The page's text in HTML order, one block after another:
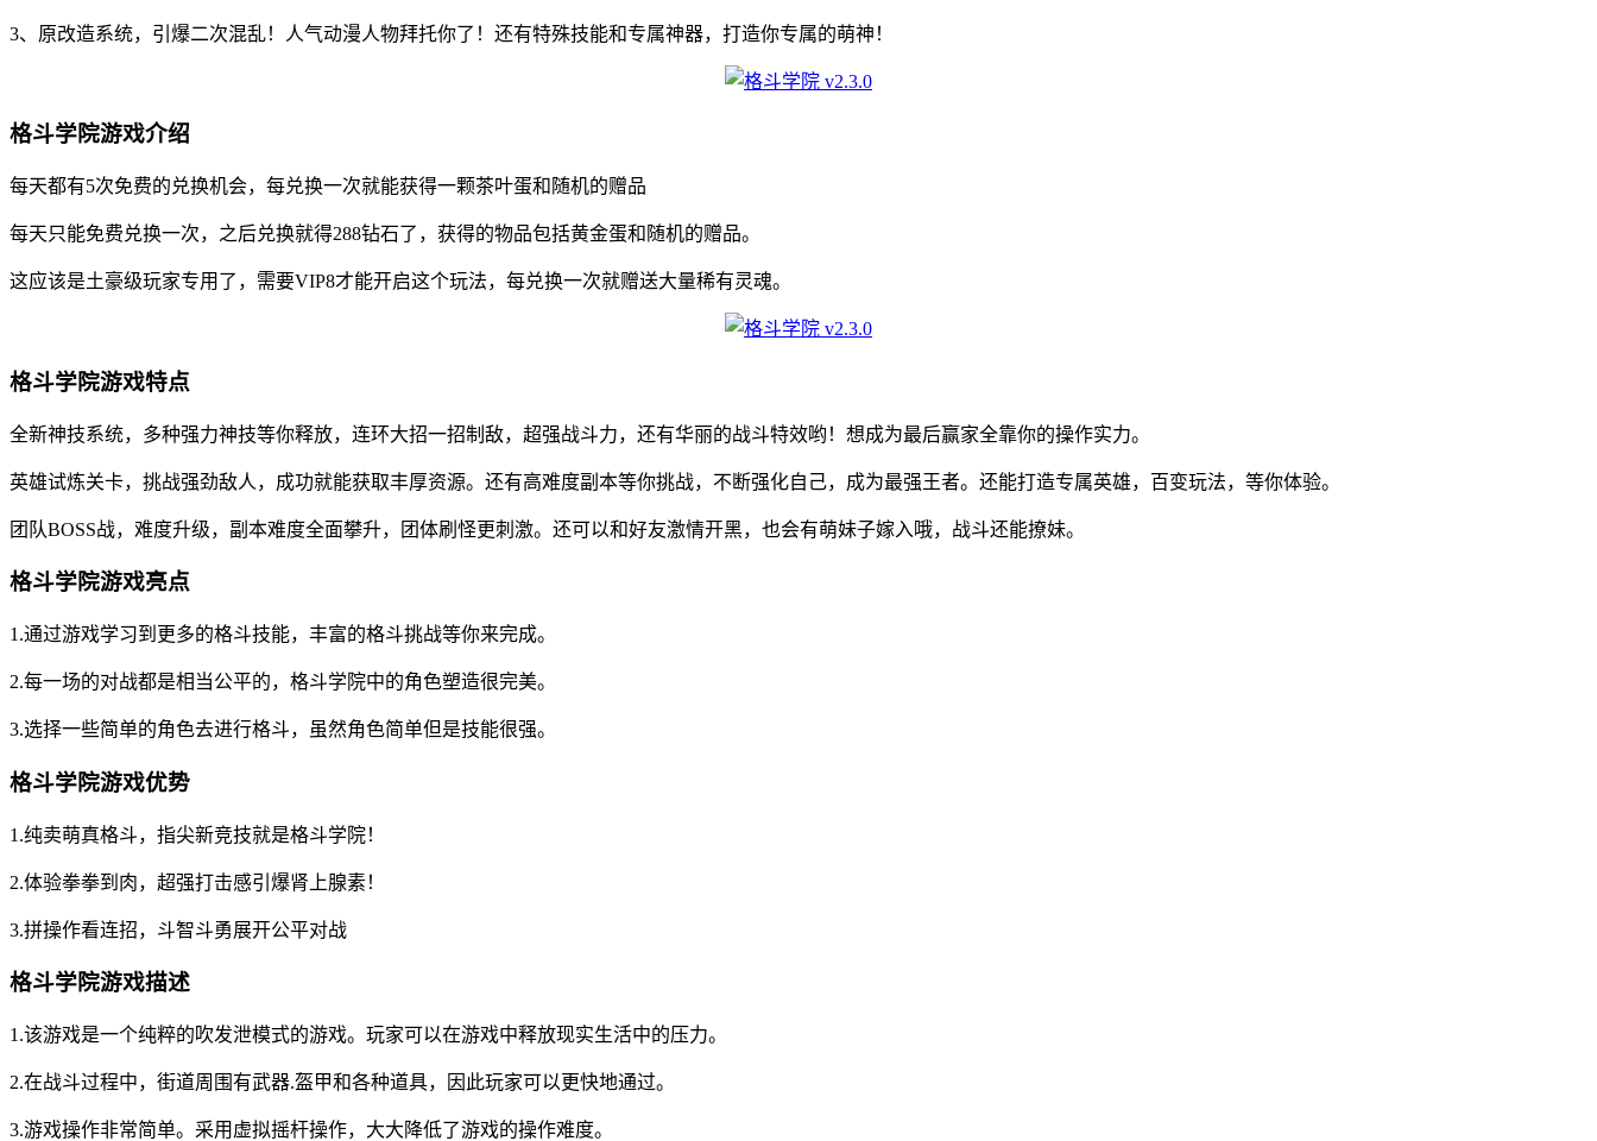
3、原改造系统，引爆二次混乱！人气动漫人物拜托你了！还有特殊技能和专属神器，打造你专属的萌神！
格斗学院游戏介绍
每天都有5次免费的兑换机会，每兑换一次就能获得一颗茶叶蛋和随机的赠品
每天只能免费兑换一次，之后兑换就得288钻石了，获得的物品包括黄金蛋和随机的赠品。
这应该是土豪级玩家专用了，需要VIP8才能开启这个玩法，每兑换一次就赠送大量稀有灵魂。
格斗学院游戏特点
全新神技系统，多种强力神技等你释放，连环大招一招制敌，超强战斗力，还有华丽的战斗特效哟！想成为最后赢家全靠你的操作实力。
英雄试炼关卡，挑战强劲敌人，成功就能获取丰厚资源。还有高难度副本等你挑战，不断强化自己，成为最强王者。还能打造专属英雄，百变玩法，等你体验。
团队BOSS战，难度升级，副本难度全面攀升，团体刷怪更刺激。还可以和好友激情开黑，也会有萌妹子嫁入哦，战斗还能撩妹。
格斗学院游戏亮点
1.通过游戏学习到更多的格斗技能，丰富的格斗挑战等你来完成。
2.每一场的对战都是相当公平的，格斗学院中的角色塑造很完美。
3.选择一些简单的角色去进行格斗，虽然角色简单但是技能很强。
格斗学院游戏优势
1.纯卖萌真格斗，指尖新竞技就是格斗学院！
2.体验拳拳到肉，超强打击感引爆肾上腺素！
3.拼操作看连招，斗智斗勇展开公平对战
格斗学院游戏描述
1.该游戏是一个纯粹的吹发泄模式的游戏。玩家可以在游戏中释放现实生活中的压力。
2.在战斗过程中，街道周围有武器.盔甲和各种道具，因此玩家可以更快地通过。
3.游戏操作非常简单。采用虚拟摇杆操作，大大降低了游戏的操作难度。